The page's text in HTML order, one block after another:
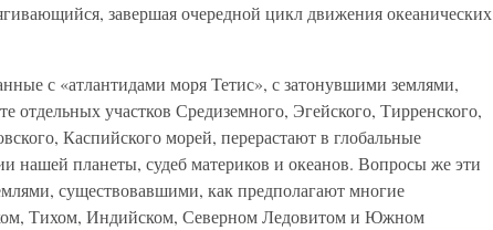
завершая очередной цикл движения океанических
с «атлантидами моря Тетис», с затонувшими землями,
отдельных участков Средиземного, Эгейского, Тирренского,
Каспийского морей, перерастают в глобальные
нашей планеты, судеб материков и океанов. Вопросы же эти
существовавшими, как предполагают многие
Тихом, Индийском, Северном Ледовитом и Южном